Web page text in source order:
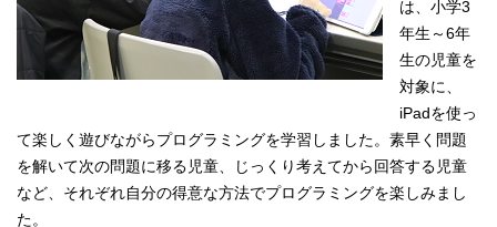
は、小学3
年生～6年
生の児童を
対象に、
iPadを使っ
て楽しく遊びながらプログラミングを学習しました。素早く問題
を解いて次の問題に移る児童、じっくり考えてから回答する児童
など、それぞれ自分の得意な方法でプログラミングを楽しみまし
た。